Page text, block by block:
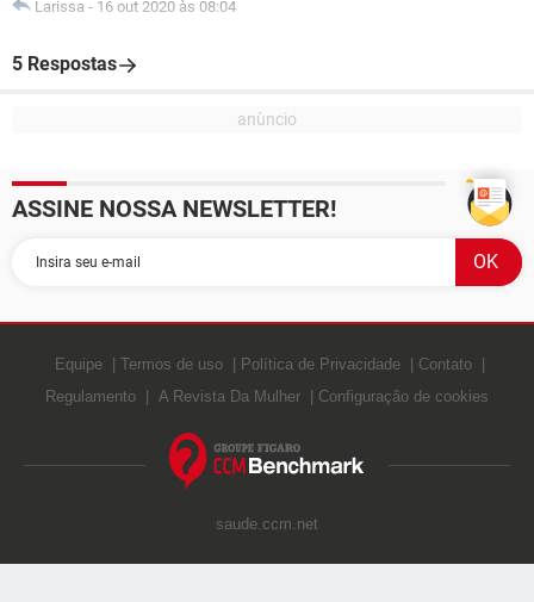
Larissa - 16 out 2020 às 08:04
5 Respostas
ASSINE NOSSA NEWSLETTER!
Equipe Termos de uso Política de Privacidade
Contato
Regulamento
A Revista Da Mulher Configuração de cookies
saude.ccm.net